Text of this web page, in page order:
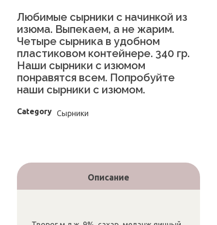
Любимые сырники с начинкой из
изюма. Выпекаем, а не жарим.
Четыре сырника в удобном
пластиковом контейнере. 340 гр.
Наши сырники с изюмом
понравятся всем. Попробуйте
наши сырники с изюмом.
Category Сырники
Описание